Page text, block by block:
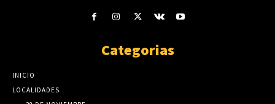
Categorias
INICIO
LOCALIDADES